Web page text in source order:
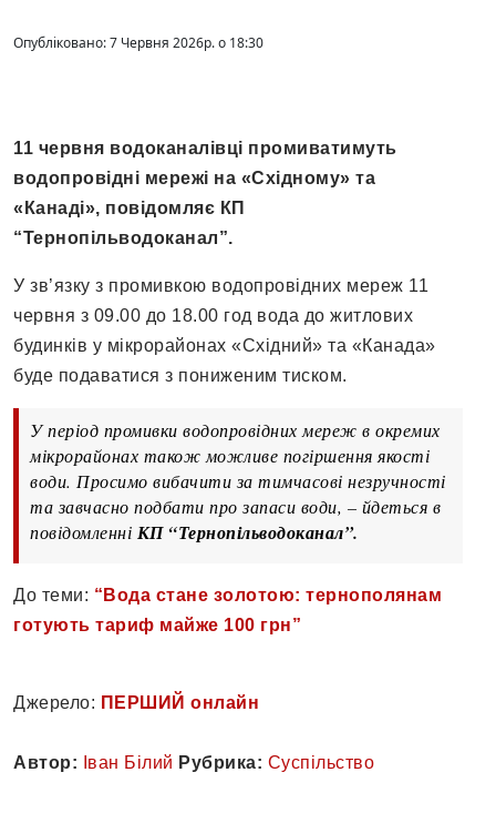
Опубліковано: 7 Червня 2026р. о 18:30
11 червня водоканалівці промиватимуть
водопровідні мережі на «Східному» та
«Канаді», повідомляє КП
“Тернопільводоканал”.
У зв’язку з промивкою водопровідних мереж 11
червня з 09.00 до 18.00 год вода до житлових
будинків у мікрорайонах «Східний» та «Канада»
буде подаватися з пониженим тиском.
У період промивки водопровідних мереж в окремих
мікрорайонах також можливе погіршення якості
води. Просимо вибачити за тимчасові незручності
та завчасно подбати про запаси води, – йдеться в
повідомленні КП “Тернопільводоканал”.
До теми: “Вода стане золотою: тернополянам
готують тариф майже 100 грн”
Джерело: ПЕРШИЙ онлайн
Автор: Іван Білий Рубрика: Суспільство